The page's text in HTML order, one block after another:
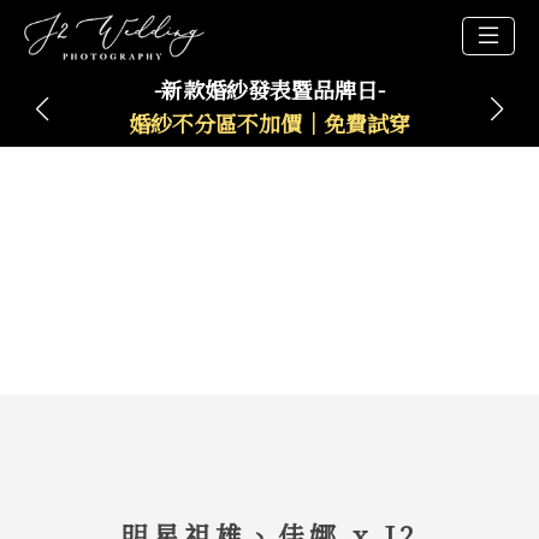
-新款婚紗發表暨品牌日-
婚紗不分區不加價｜免費試穿